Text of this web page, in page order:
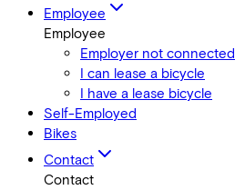
Employee
Employee
Employer not connected
I can lease a bicycle
I have a lease bicycle
Self-Employed
Bikes
Contact
Contact